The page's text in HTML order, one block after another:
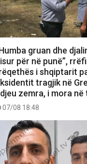
gruan dhe
për në punë”,
i shqiptarit
tragjik në
zemra, i mora
07/08 18:48